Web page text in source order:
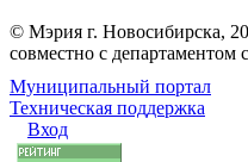
© Мэрия г. Новосибирска,
совместно с
Муниципальный портал
Техническая поддержка
Вход